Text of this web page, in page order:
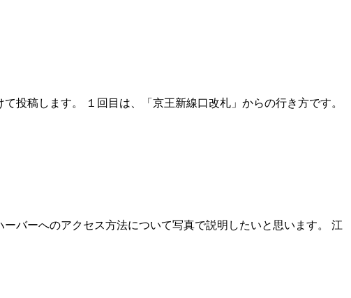
投稿します。 １回目は、「京王新線口改札」からの行き方です。
バーへのアクセス方法について写真で説明したいと思います。 江